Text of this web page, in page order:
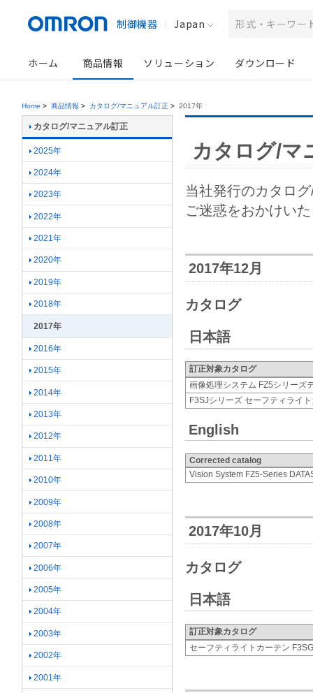
制御機器 Japan
ホーム 商品情報 ソリューション ダウンロード
Home > 商品情報 > カタログ/マニュアル訂正 > 2017年
カタログ/マ
当社発行のカタロ
ご迷惑をおかけい
2017年12月
カタログ
日本語
訂正対象カタログ
画像処理システム FZ5シリーズ
F3SJシリーズ セーフティライ
English
Corrected catalog
Vision System FZ5-Series
2017年10月
カタログ
日本語
訂正対象カタログ
セーフティライトカーテン
カタログ/マニュアル訂正
2025年
2024年
2023年
2022年
2021年
2020年
2019年
2018年
2017年
2016年
2015年
2014年
2013年
2012年
2011年
2010年
2009年
2008年
2007年
2006年
2005年
2004年
2003年
2002年
2001年